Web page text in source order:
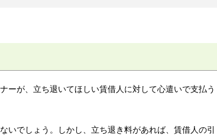
ーが、立ち退いてほしい賃借人に対して心遣いで支払う
でしょう。しかし、立ち退き料があれば、賃借人の引